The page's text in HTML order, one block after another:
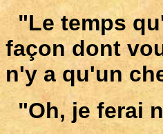
"Le temps
façon dont
n'y a qu'un
"Oh, je ferai